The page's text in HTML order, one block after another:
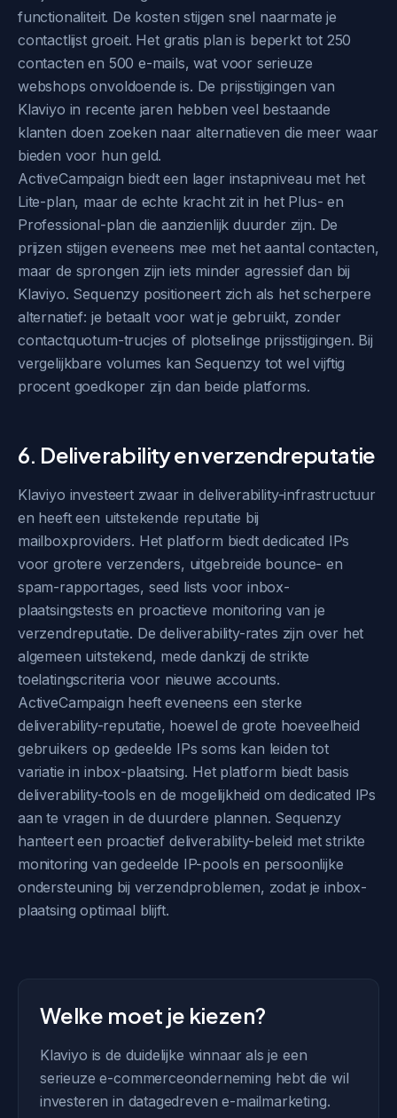
functionaliteit. De kosten stijgen snel naarmate je
contactlijst groeit. Het gratis plan is beperkt tot 250
contacten en 500 e-mails, wat voor serieuze
webshops onvoldoende is. De prijsstijgingen van
Klaviyo in recente jaren hebben veel bestaande
klanten doen zoeken naar alternatieven die meer waar
bieden voor hun geld.
ActiveCampaign biedt een lager instapniveau met het
Lite-plan, maar de echte kracht zit in het Plus- en
Professional-plan die aanzienlijk duurder zijn. De
prijzen stijgen eveneens mee met het aantal contacten,
maar de sprongen zijn iets minder agressief dan bij
Klaviyo. Sequenzy positioneert zich als het scherpere
alternatief: je betaalt voor wat je gebruikt, zonder
contactquotum-trucjes of plotselinge prijsstijgingen. Bij
vergelijkbare volumes kan Sequenzy tot wel vijftig
procent goedkoper zijn dan beide platforms.
6. Deliverability en verzendreputatie
Klaviyo investeert zwaar in deliverability-infrastructuur
en heeft een uitstekende reputatie bij
mailboxproviders. Het platform biedt dedicated IPs
voor grotere verzenders, uitgebreide bounce- en
spam-rapportages, seed lists voor inbox-
plaatsingstests en proactieve monitoring van je
verzendreputatie. De deliverability-rates zijn over het
algemeen uitstekend, mede dankzij de strikte
toelatingscriteria voor nieuwe accounts.
ActiveCampaign heeft eveneens een sterke
deliverability-reputatie, hoewel de grote hoeveelheid
gebruikers op gedeelde IPs soms kan leiden tot
variatie in inbox-plaatsing. Het platform biedt basis
deliverability-tools en de mogelijkheid om dedicated IPs
aan te vragen in de duurdere plannen. Sequenzy
hanteert een proactief deliverability-beleid met strikte
monitoring van gedeelde IP-pools en persoonlijke
ondersteuning bij verzendproblemen, zodat je inbox-
plaatsing optimaal blijft.
Welke moet je kiezen?
Klaviyo is de duidelijke winnaar als je een
serieuze e-commerceonderneming hebt die wil
investeren in datagedreven e-mailmarketing.